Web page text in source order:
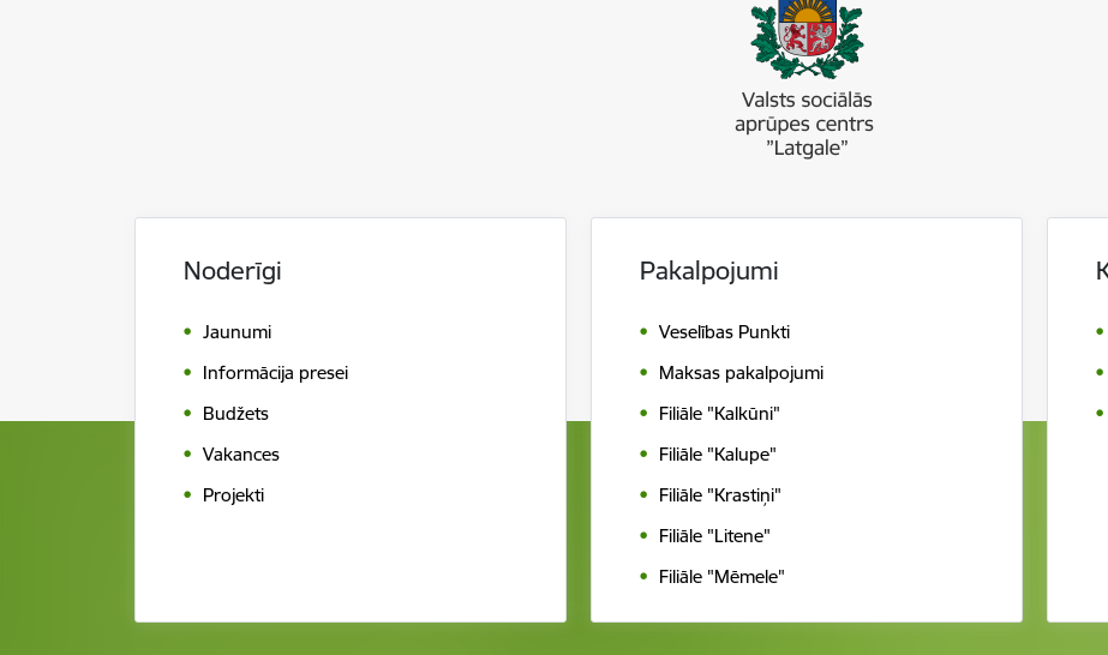
Noderīgi
Jaunumi
Informācija presei
Budžets
Vakances
Projekti
Pakalpojumi
Veselības Punkti
Maksas pakalpojumi
Filiāle "Kalkūni"
Filiāle "Kalupe"
Filiāle "Krastiņi"
Filiāle "Litene"
Filiāle "Mēmele"